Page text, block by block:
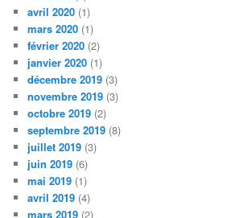
avril 2020 (1)
mars 2020 (1)
février 2020 (2)
janvier 2020 (1)
décembre 2019 (3)
novembre 2019 (3)
octobre 2019 (2)
septembre 2019 (8)
juillet 2019 (3)
juin 2019 (6)
mai 2019 (1)
avril 2019 (4)
mars 2019 (2)